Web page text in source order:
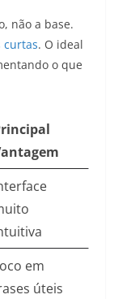
não a base.
curtas. O ideal
o que
em
úteis